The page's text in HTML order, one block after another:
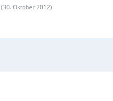
(30. Oktober 2012)